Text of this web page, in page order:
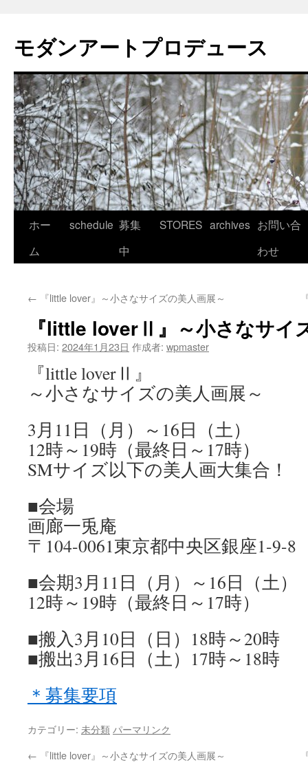
モダンアートプロデュース
ン
へ
ッ
ホー
ム
schedule 募集
中
STORES archives お問い合
わせ
← 『little lover』～小さなサイズの美人画展～
『little loverⅡ』～小さなサイ
投稿日: 2024年1月23日 作成者: wpmaster
『little loverⅡ』
～小さなサイズの美人画展～
3月11日（月）～16日（土）
12時～19時（最終日～17時）
SMサイズ以下の美人画大集合！
■会場
画廊一兎庵
〒104-0061東京都中央区銀座1-9-
■会期3月11日（月）～16日（土）
12時～19時（最終日～17時）
■搬入3月10日（日）18時～20時
■搬出3月16日（土）17時～18時
＊募集要項
カテゴリー: 未分類 パーマリンク
← 『little lover』～小さなサイズの美人画展～